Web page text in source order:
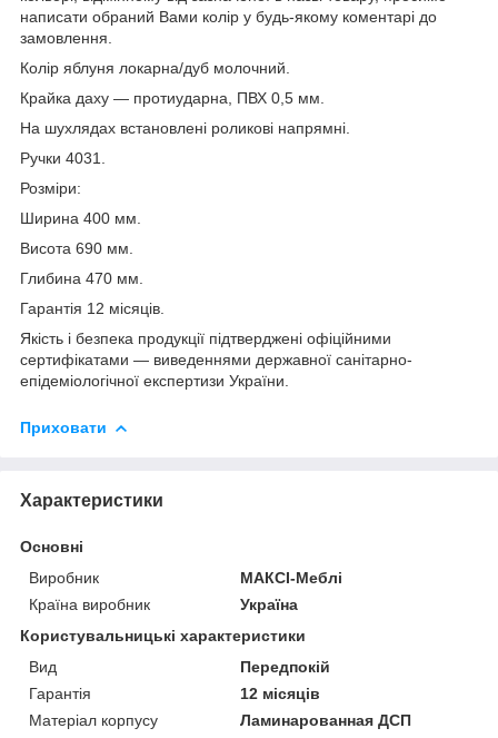
написати обраний Вами колір у будь-якому коментарі до
замовлення.
Колір яблуня локарна/дуб молочний.
Крайка даху — протиударна, ПВХ 0,5 мм.
На шухлядах встановлені роликові напрямні.
Ручки 4031.
Розміри:
Ширина 400 мм.
Висота 690 мм.
Глибина 470 мм.
Гарантія 12 місяців.
Якість і безпека продукції підтверджені офіційними
сертифікатами — виведеннями державної санітарно-
епідеміологічної експертизи України.
Приховати
Характеристики
Основні
Виробник
МАКСІ-Меблі
Країна виробник
Україна
Користувальницькі характеристики
Вид
Передпокій
Гарантія
12 місяців
Матеріал корпусу
Ламинарованная ДСП